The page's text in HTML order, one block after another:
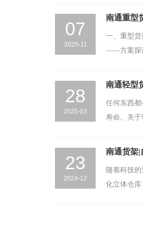
07
2025-11
南通重型
一、重型
——方案探
28
2025-03
南通轻型
任何东西
寿命。关
23
2024-12
南通货架|
随着科技
化立体仓